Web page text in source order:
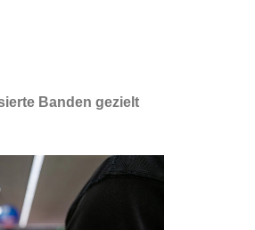
Banden gezielt